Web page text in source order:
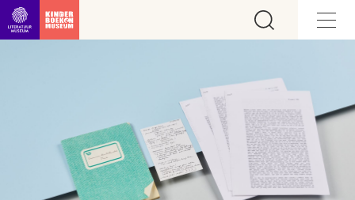
Ga direct naar inhoud